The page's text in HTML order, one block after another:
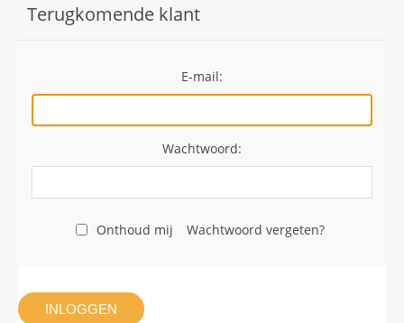
Terugkomende klant
E-mail:
Wachtwoord:
Onthoud mij Wachtwoord vergeten?
INLOGGEN